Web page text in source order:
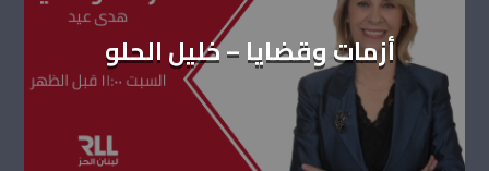
أزمات وقضايا – خليل الحلو